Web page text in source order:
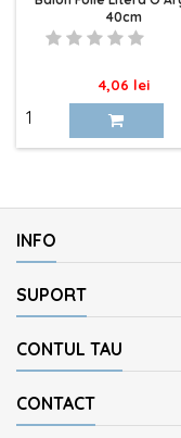
40cm
Pret
4,06 lei
INFO
SUPORT
CONTUL TAU
CONTACT